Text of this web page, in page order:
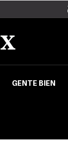
GENTE BIEN